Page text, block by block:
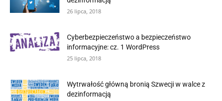
26 lipca, 2018
Cyberbezpieczeństwo a bezpieczeństwo
informacyjne: cz. 1 WordPress
25 lipca, 2018
Wytrwałość główną bronią Szwecji w walce z
dezinformacją